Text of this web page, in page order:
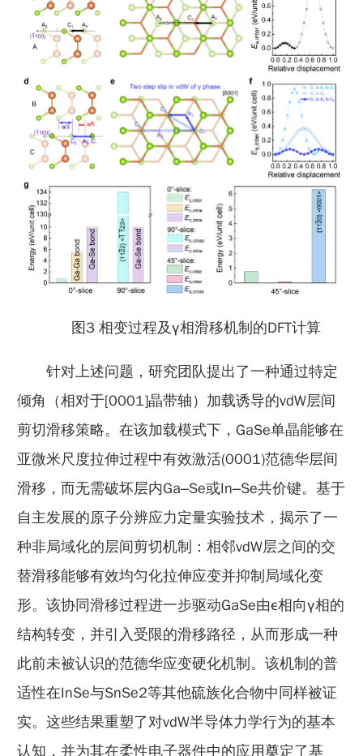
图3 相变过程及γ相滑移机制的DFT计算
针对上述问题，研究团队提出了一种通过特定
倾角（相对于[0001]晶带轴）加载诱导的vdW层间
剪切滑移策略。在该加载模式下，GaSe单晶能够在
亚微米尺度拉伸过程中有效激活(0001)范德华层间
滑移，而无需破坏层内Ga–Se或In–Se共价键。基于
自主发展的原子分辨应力定量实验技术，揭示了一
种非局域化的层间剪切机制：相邻vdW层之间的交
替滑移能够有效均匀化拉伸应变并抑制局域化变
形。该协同滑移过程进一步驱动GaSe由ε相向γ相的
结构转变，并引入受限的滑移路径，从而形成一种
此前未被认识的范德华应变硬化机制。该机制的普
适性在InSe与SnSe2等其他硫族化合物中同样被证
实。这些结果重塑了对vdW半导体力学行为的基本
认知，并为其在柔性电子器件中的应用奠定了基